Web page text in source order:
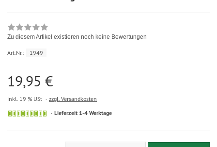
Zu diesem Artikel existieren noch keine Bewertungen
Art.Nr.: 1949
19,95 €
inkl. 19 % USt zzgl. Versandkosten
Lieferzeit 1-4 Werktage